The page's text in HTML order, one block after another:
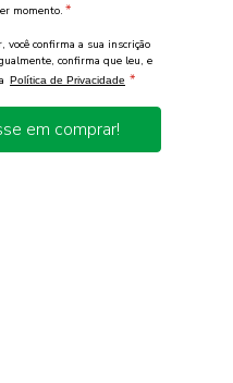
momento. *
você confirma a sua inscrição
confirma que leu, e
Política de Privacidade *
em comprar!